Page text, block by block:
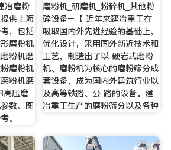
冶磨粉
供上海
，包括
磨粉机
粉机磨
磨粉机
粉机磨
高压磨
数、图
。
磨粉机_研磨机_粉碎机_其他粉
碎设备–【 近年来建冶重工在
吸取国内外先进经验的基础上，
优化设计，采用国外新近技术和
工艺，制造出了以 硬岩式磨粉
机、磨粉机为核心的磨粉筛分成
套设备，成为国内外建筑行业以
及高等铁路、公 路的设备。建
冶重工生产的磨粉筛分以及各种